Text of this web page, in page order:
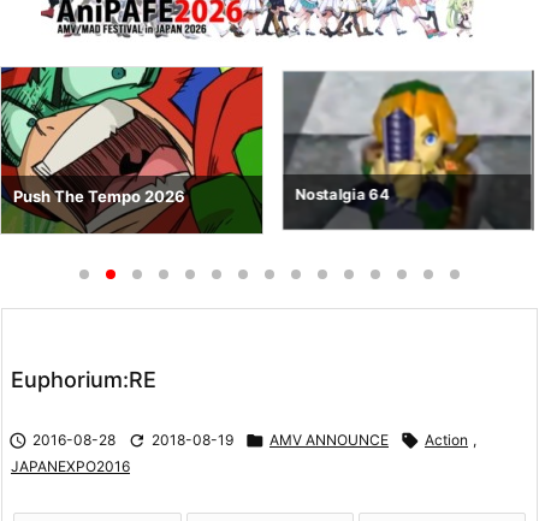
Push The Tempo 2026 Nostalgia 64
Euphorium:RE
 2016-08-28  2018-08-19  AMV ANNOUNCE  Action ,
JAPANEXPO2016